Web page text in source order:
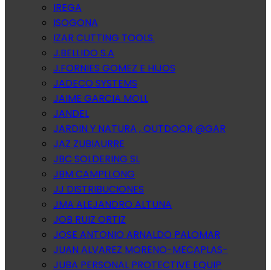
IREGA
ISOGONA
IZAR CUTTING TOOLS.
J.BELLIDO S.A
J.FORNIES GOMEZ E HIJOS
JADECO SYSTEMS
JAIME GARCIA MOLL
JANDEL
JARDIN Y NATURA , OUTDOOR @GAR
JAZ ZUBIAURRE
JBC SOLDERING SL
JBM CAMPLLONG
JJ DISTRIBUCIONES
JMA ALEJANDRO ALTUNA
JOB RUIZ ORTIZ
JOSE ANTONIO ARNALDO PALOMAR
JUAN ALVAREZ MORENO-MECAPLAS-
JUBA PERSONAL PROTECTIVE EQUIP